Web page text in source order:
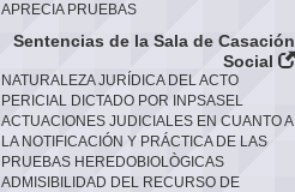
APRECIA PRUEBAS
Sentencias de la Sala de Casación
Social
NATURALEZA JURÍDICA DEL ACTO
PERICIAL DICTADO POR INPSASEL
ACTUACIONES JUDICIALES EN CUANTO A
LA NOTIFICACIÓN Y PRÁCTICA DE LAS
PRUEBAS HEREDOBIOLÒGICAS
ADMISIBILIDAD DEL RECURSO DE